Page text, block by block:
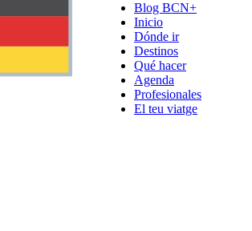
Blog BCN+
Inicio
Dónde ir
Destinos
Qué hacer
Agenda
Profesionales
El teu viatge